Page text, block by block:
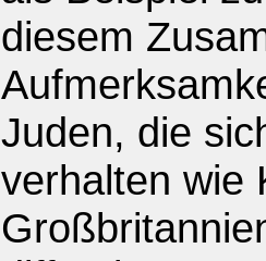
diesem
Juden, die
verhalten wie